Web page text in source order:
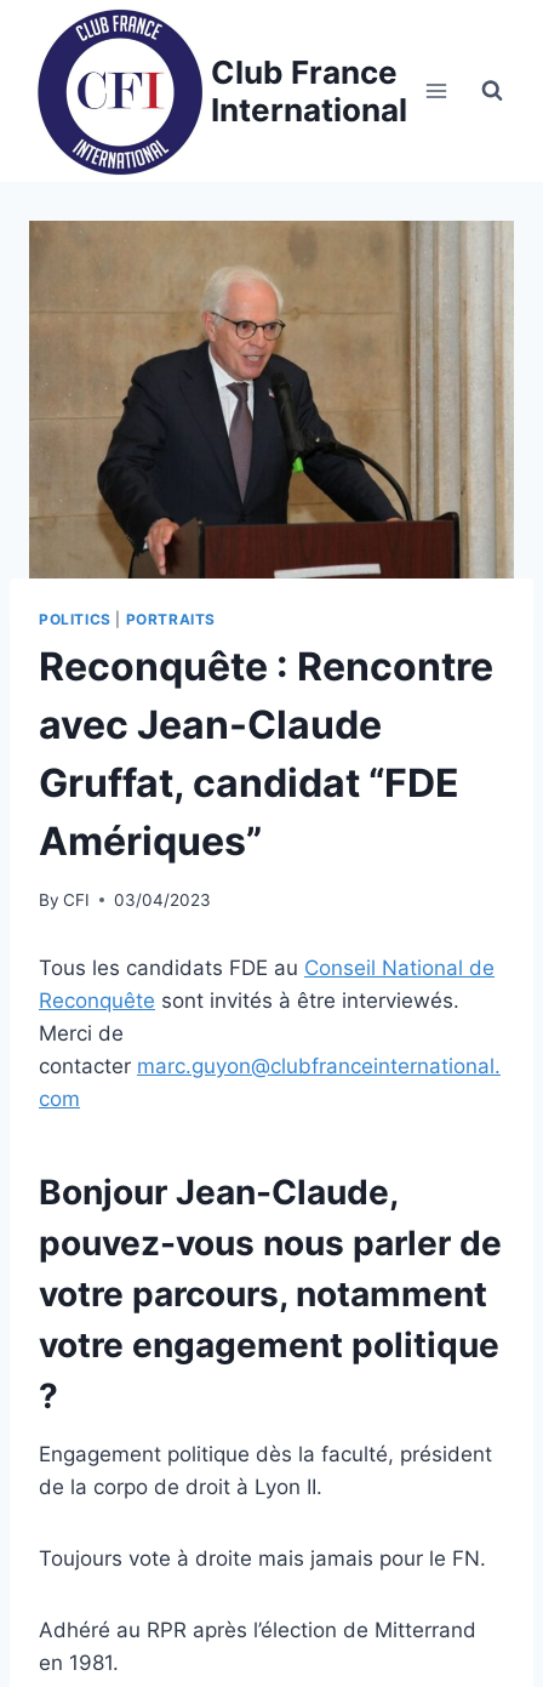
content
Club France
International
POLITICS PORTRAITS
Reconquête : Rencontre
avec Jean-Claude
Gruffat, candidat “FDE
Amériques”
By CFI 03/04/2023
Tous les candidats FDE au Conseil National de
Reconquête sont invités à être interviewés.
Merci de
contacter marc.guyon@clubfranceinternational.
com
Bonjour Jean-Claude,
pouvez-vous nous parler de
votre parcours, notamment
votre engagement politique
?
Engagement politique dès la faculté, président
de la corpo de droit à Lyon II.
Toujours vote à droite mais jamais pour le FN.
Adhéré au RPR après l’élection de Mitterrand
en 1981.